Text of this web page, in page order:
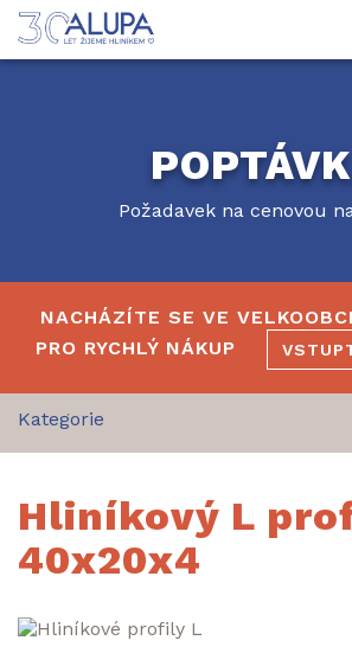
Požadavek na cenovou
NACHÁZÍTE SE VE
PRO RYCHLÝ NÁKUP
Hliníkový L
40x20x4